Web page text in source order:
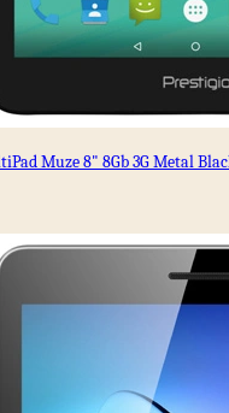
Muze 8" 8Gb 3G Metal